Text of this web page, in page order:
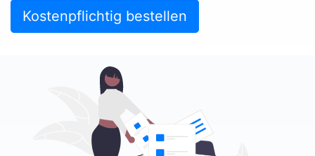
Kostenpflichtig bestellen